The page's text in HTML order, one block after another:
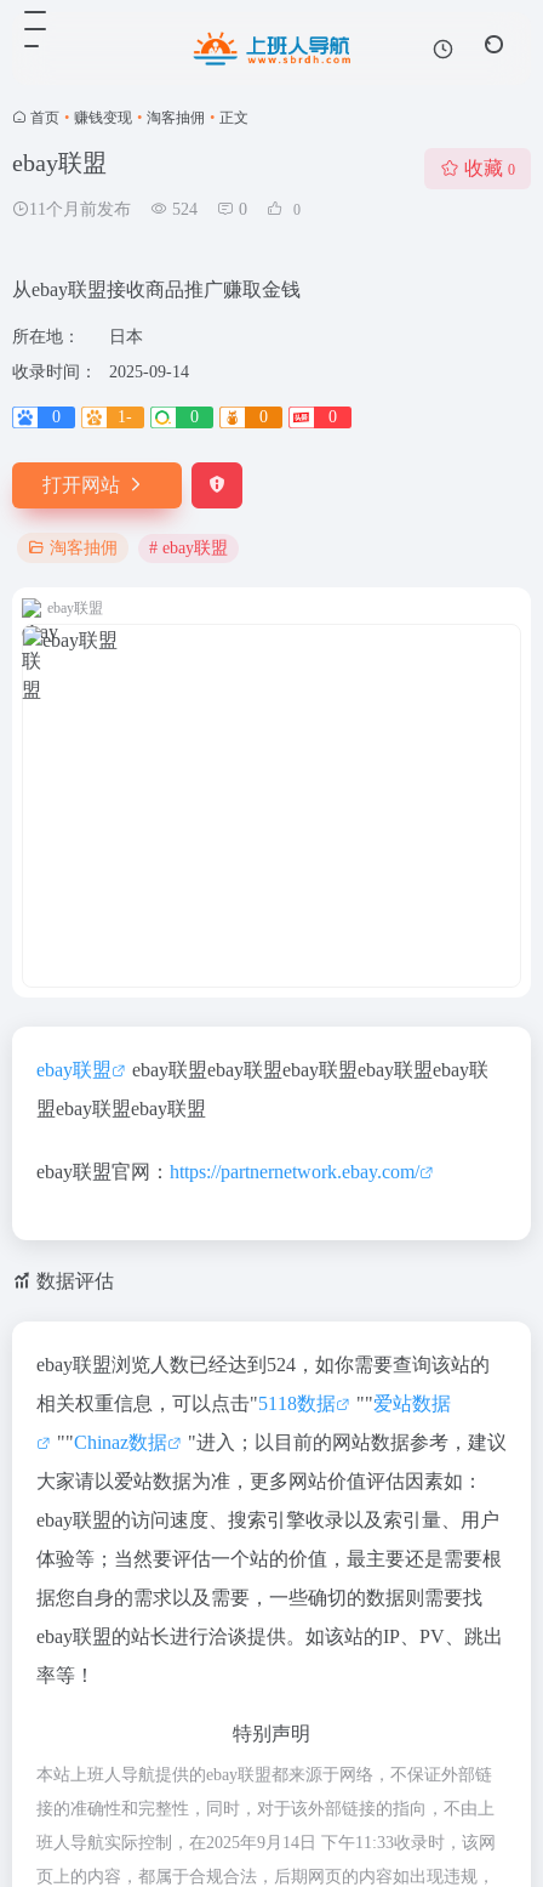
首页 • 赚钱变现 • 淘客抽佣 • 正文
ebay联盟
11个月前发布 524 0 0
收藏 0
从ebay联盟接收商品推广赚取金钱
所在地：
日本
收录时间：
2025-09-14
0 1- 0 0 0
打开网站
淘客抽佣 # ebay联盟
ebay联盟
ebay联盟
ebay联盟ebay联盟ebay联盟ebay联盟ebay联
盟ebay联盟ebay联盟
ebay联盟官网： https://partnernetwork.ebay.com/
数据评估
ebay联盟浏览人数已经达到524，如你需要查询该站的
相关权重信息，可以点击"5118数据 ""爱站数据
""Chinaz数据
"进入；以目前的网站数据参考，建议
大家请以爱站数据为准，更多网站价值评估因素如：
ebay联盟的访问速度、搜索引擎收录以及索引量、用户
体验等；当然要评估一个站的价值，最主要还是需要根
据您自身的需求以及需要，一些确切的数据则需要找
ebay联盟的站长进行洽谈提供。如该站的IP、PV、跳出
率等！
特别声明
本站上班人导航提供的ebay联盟都来源于网络，不保证外部链
接的准确性和完整性，同时，对于该外部链接的指向，不由上
班人导航实际控制，在2025年9月14日 下午11:33收录时，该网
页上的内容，都属于合规合法，后期网页的内容如出现违规，